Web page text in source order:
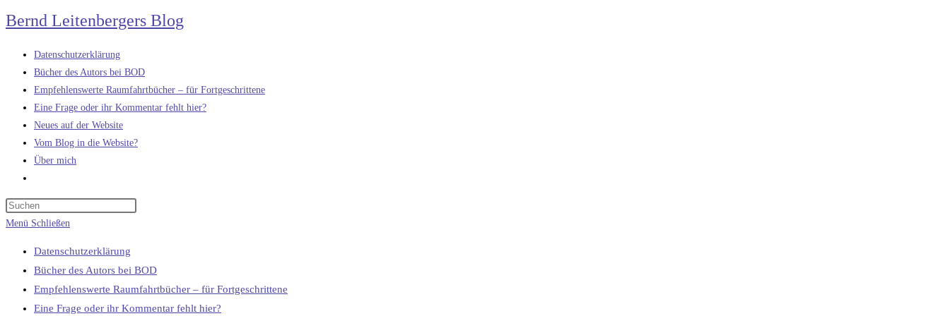
Zum
Inhalt
springen
Bernd Leitenbergers Blog
Datenschutzerklärung
Bücher des Autors bei BOD
Empfehlenswerte Raumfahrtbücher – für Fortgeschrittene
Eine Frage oder ihr Kommentar fehlt hier?
Neues auf der Website
Vom Blog in die Website?
Über mich
umschalten
Menü Schließen
Datenschutzerklärung
Bücher des Autors bei BOD
Empfehlenswerte Raumfahrtbücher – für Fortgeschrittene
Eine Frage oder ihr Kommentar fehlt hier?